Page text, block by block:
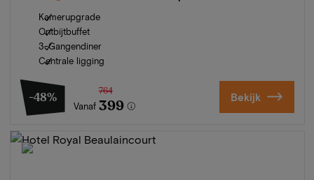
Kamerupgrade
Ontbijtbuffet
3-Gangendiner
Centrale ligging
-48%
Vanaf
764
399 Bekijk